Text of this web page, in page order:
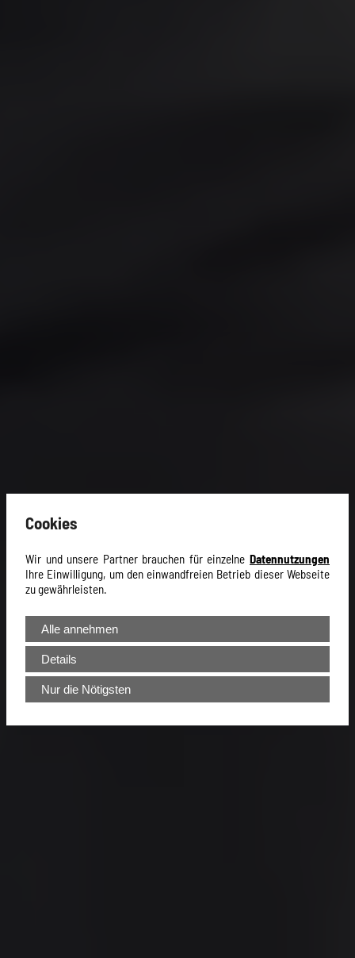
Cookies
Wir und unsere Partner brauchen für einzelne Datennutzungen
Ihre Einwilligung, um den einwandfreien Betrieb dieser Webseite
zu gewährleisten.
Alle annehmen
Details
Nur die Nötigsten